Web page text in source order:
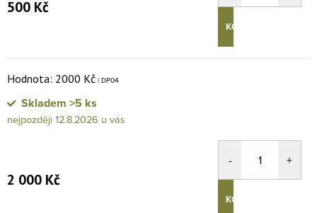
500 Kč
KOUPIT
Hodnota: 2000 Kč | DP04
Skladem >5 ks
12.8.2026
2 000 Kč
KOUPIT